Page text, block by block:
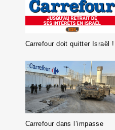
Carrefour doit quitter Israël !
Carrefour dans l’impasse